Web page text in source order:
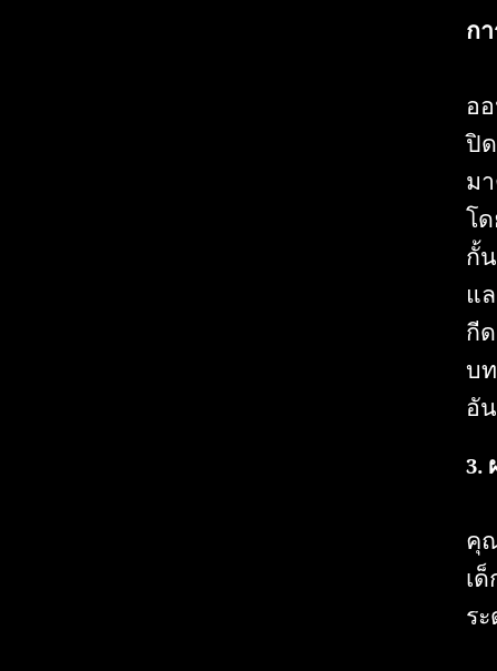
ก
อ
ปิ
ม
โ
กั้
แ
กี
บ
อั
3.
คุ
เ
ร